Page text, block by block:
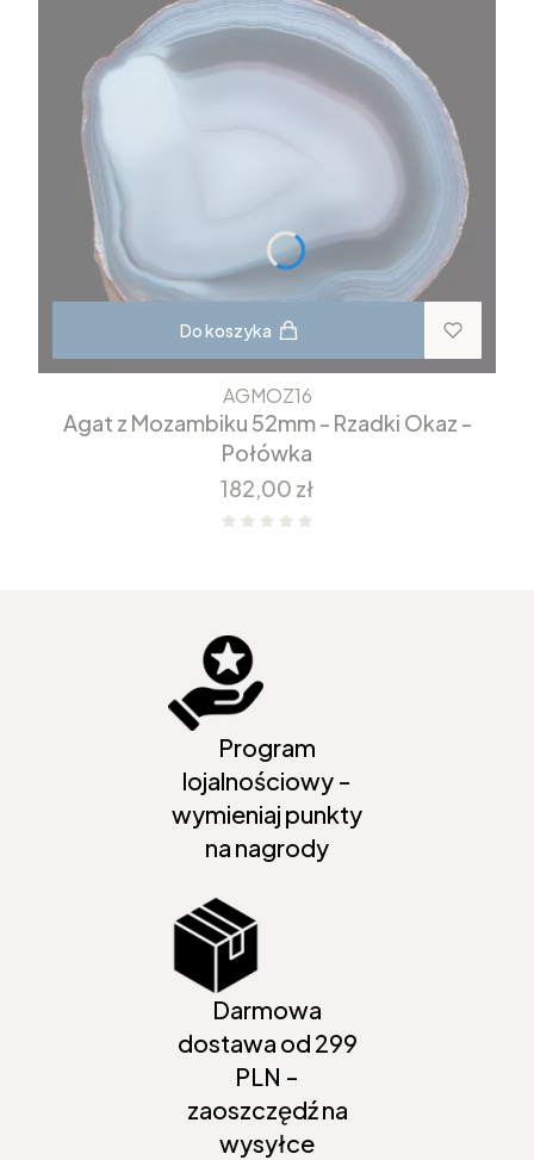
Do koszyka
AGMOZ16
Agat z Mozambiku 52mm - Rzadki Okaz -
Połówka
Cena
182,00 zł
Program
lojalnościowy -
wymieniaj punkty
na nagrody
Darmowa
dostawa od 299
PLN -
zaoszczędź na
wysyłce